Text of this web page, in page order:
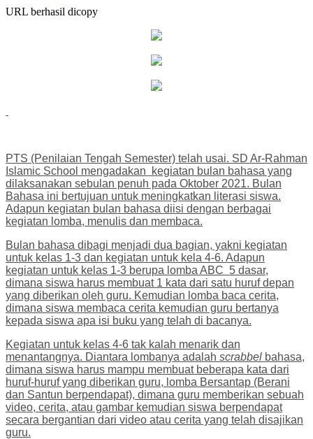
URL berhasil dicopy
PTS (Penilaian Tengah Semester) telah usai. SD Ar-Rahman
Islamic School mengadakan kegiatan bulan bahasa yang
dilaksanakan sebulan penuh pada Oktober 2021. Bulan
Bahasa ini bertujuan untuk meningkatkan literasi siswa.
Adapun kegiatan bulan bahasa diisi dengan berbagai
kegiatan lomba, menulis dan membaca.
Bulan bahasa dibagi menjadi dua bagian, yakni kegiatan
untuk kelas 1-3 dan kegiatan untuk kela 4-6. Adapun
kegiatan untuk kelas 1-3 berupa lomba ABC 5 dasar,
dimana siswa harus membuat 1 kata dari satu huruf depan
yang diberikan oleh guru. Kemudian lomba baca cerita,
dimana siswa membaca cerita kemudian guru bertanya
kepada siswa apa isi buku yang telah di bacanya.
Kegiatan untuk kelas 4-6 tak kalah menarik dan
menantangnya. Diantara lombanya adalah scrabbel bahasa,
dimana siswa harus mampu membuat beberapa kata dari
huruf-huruf yang diberikan guru, lomba Bersantap (Berani
dan Santun berpendapat), dimana guru memberikan sebuah
video, cerita, atau gambar kemudian siswa berpendapat
secara bergantian dari video atau cerita yang telah disajikan
guru.